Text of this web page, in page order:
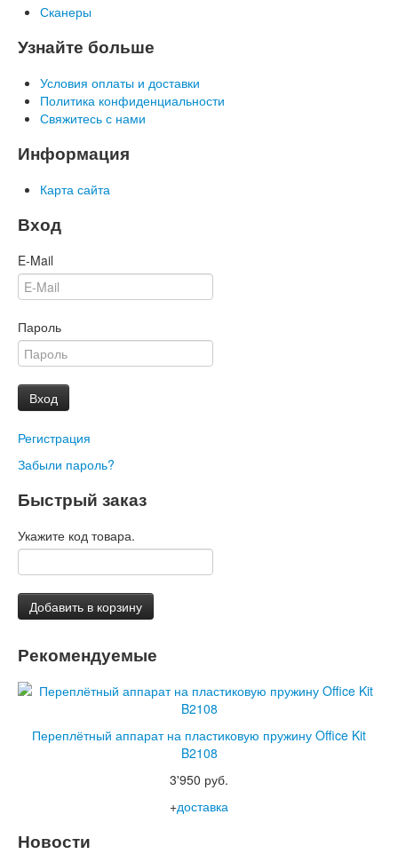
Сканеры
Узнайте больше
Условия оплаты и доставки
Политика конфиденциальности
Свяжитесь с нами
Информация
Карта сайта
Вход
E-Mail
Пароль
Вход
Регистрация
Забыли пароль?
Быстрый заказ
Укажите код товара.
Добавить в корзину
Рекомендуемые
Переплётный аппарат на пластиковую пружину Office Kit
B2108
3'950 руб.
+доставка
Новости